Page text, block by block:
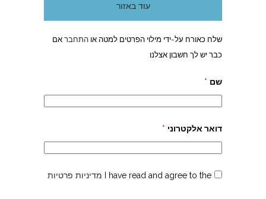
עוד באזור
שלח כאורח על-ידי מילוי הפרטים למטה או התחבראם
כבר יש לך חשבון אצלנו
שם *
דואר אלקטרוני *
I have read and agree to the מדיניות פרטיות